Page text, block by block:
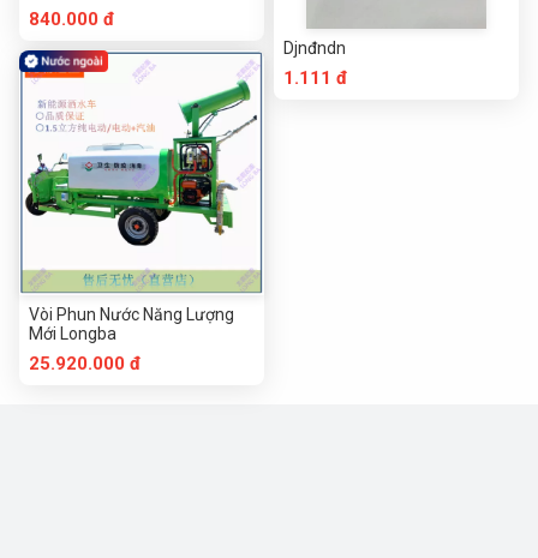
840.000 đ
Vòi Phun Nước Năng Lượng
Mới Longba
25.920.000 đ
Djnđndn
1.111 đ